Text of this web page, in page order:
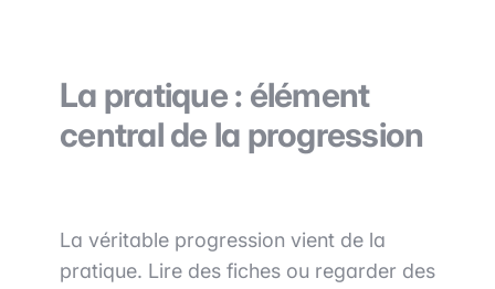
La pratique : élément
central de la progression
La véritable progression vient de la
pratique. Lire des fiches ou regarder des